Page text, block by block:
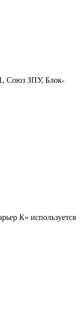
Союз ЗПУ, Блок-
К» используется